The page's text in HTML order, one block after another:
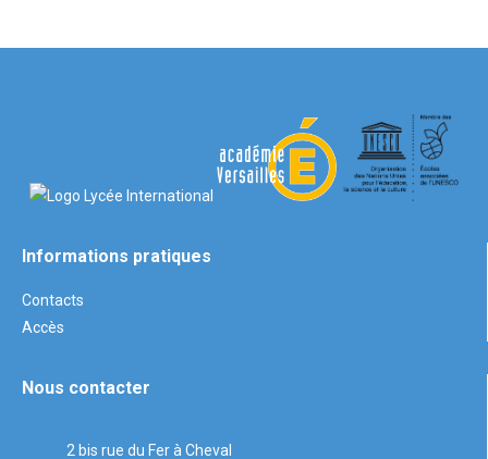
Informations pratiques
Contacts
Accès
Nous contacter
2 bis rue du Fer à Cheval